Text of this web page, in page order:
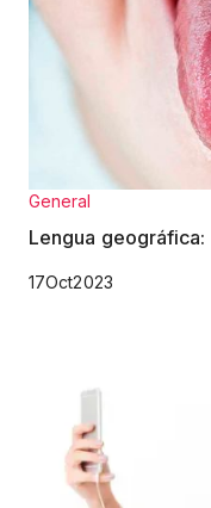
General
Lengua
17Oct2023